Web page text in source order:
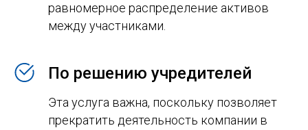
равномерное распределение активов
между участниками.
По решению учредителей
Эта услуга важна, поскольку позволяет
прекратить деятельность компании в